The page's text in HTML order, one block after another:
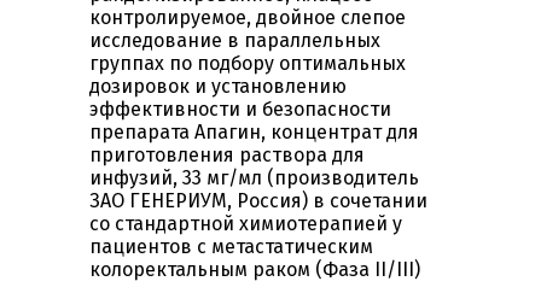
контролируемое, двойное слепое
исследование в параллельных
группах по подбору оптимальных
дозировок и установлению
эффективности и безопасности
препарата Апагин, концентрат для
приготовления раствора для
инфузий, 33 мг/мл (производитель
ЗАО ГЕНЕРИУМ, Россия) в сочетании
со стандартной химиотерапией у
пациентов с метастатическим
колоректальным раком (Фаза II/III)